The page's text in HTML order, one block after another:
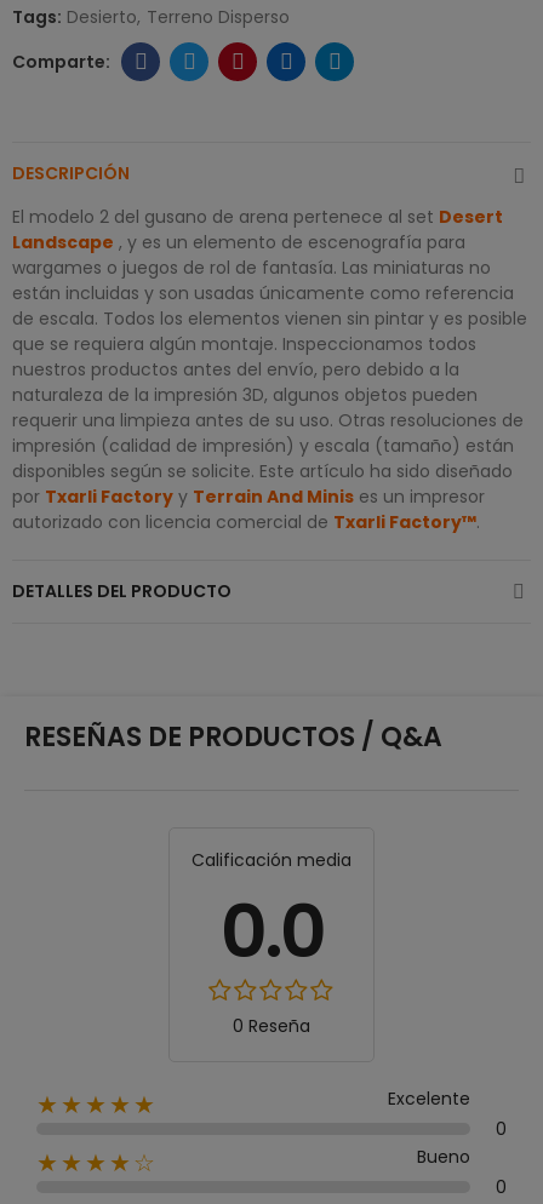
Tags: Desierto Terreno Disperso
DESCRIPCIÓN
El modelo 2 del gusano de arena pertenece al set Desert
Landscape , y es un elemento de escenografía para
wargames o juegos de rol de fantasía. Las miniaturas no
están incluidas y son usadas únicamente como referencia
de escala. Todos los elementos vienen sin pintar y es posible
que se requiera algún montaje. Inspeccionamos todos
nuestros productos antes del envío, pero debido a la
naturaleza de la impresión 3D, algunos objetos pueden
requerir una limpieza antes de su uso. Otras resoluciones de
impresión (calidad de impresión) y escala (tamaño) están
disponibles según se solicite. Este artículo ha sido diseñado
por Txarli Factory y Terrain And Minis es un impresor
autorizado con licencia comercial de Txarli Factory™.
DETALLES DEL PRODUCTO
RESEÑAS DE PRODUCTOS / Q&A
Calificación media
0.0
0 Reseña
★★★★★
Excelente
0
★★★★☆
Bueno
0